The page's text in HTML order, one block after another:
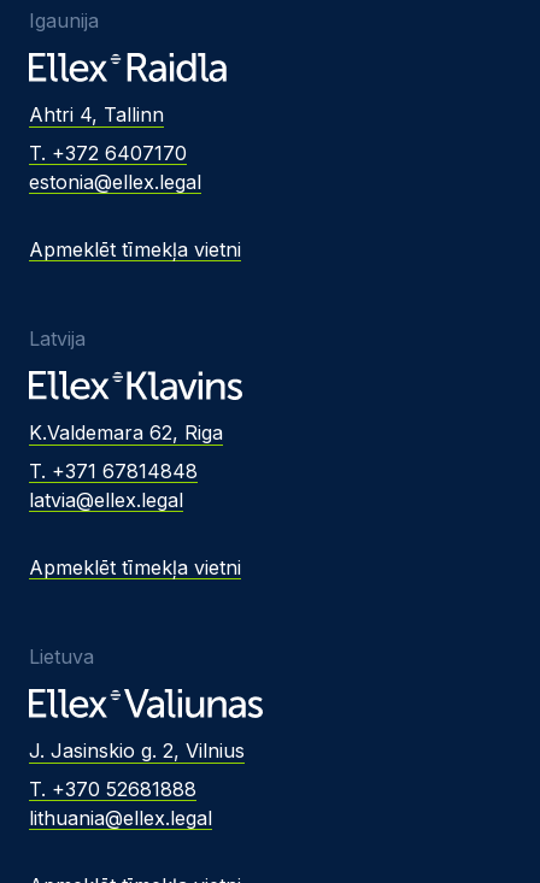
Igaunija
Ahtri 4, Tallinn
T. +372 6407170
estonia@ellex.legal
Apmeklēt tīmekļa vietni
Latvija
K.Valdemara 62, Riga
T. +371 67814848
latvia@ellex.legal
Apmeklēt tīmekļa vietni
Lietuva
J. Jasinskio g. 2, Vilnius
T. +370 52681888
lithuania@ellex.legal